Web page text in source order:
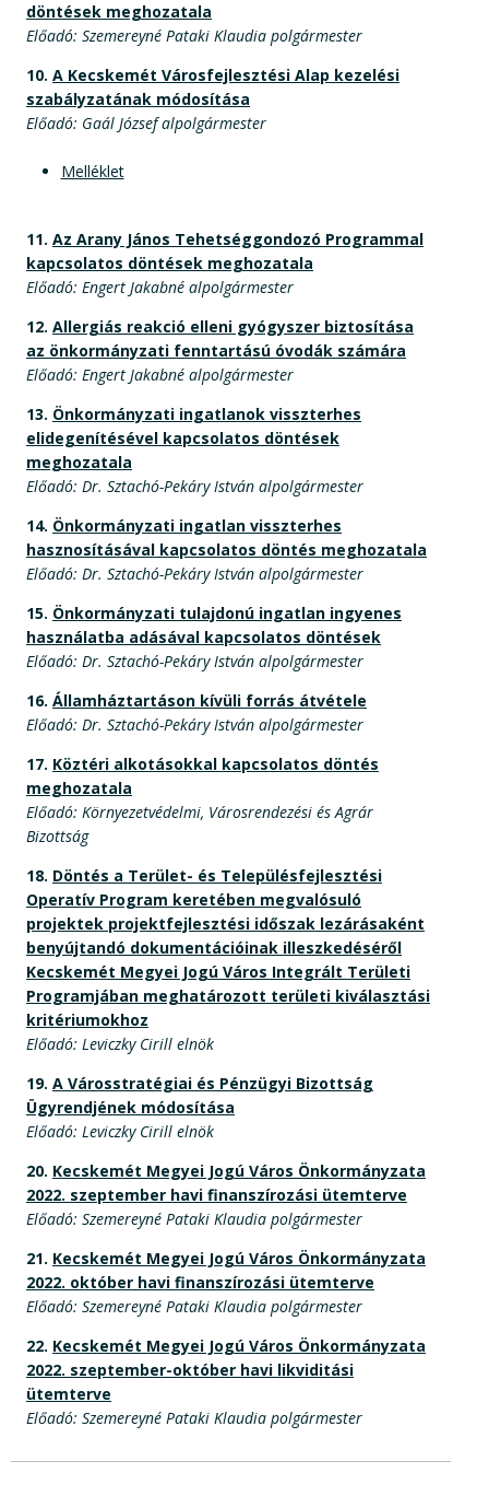
döntések meghozatala
Előadó: Szemereyné Pataki Klaudia polgármester
10. A Kecskemét Városfejlesztési Alap kezelési
szabályzatának módosítása
Előadó: Gaál József alpolgármester
Melléklet
11. Az Arany János Tehetséggondozó Programmal
kapcsolatos döntések meghozatala
Előadó: Engert Jakabné alpolgármester
12. Allergiás reakció elleni gyógyszer biztosítása
az önkormányzati fenntartású óvodák számára
Előadó: Engert Jakabné alpolgármester
13. Önkormányzati ingatlanok visszterhes
elidegenítésével kapcsolatos döntések
meghozatala
Előadó: Dr. Sztachó-Pekáry István alpolgármester
14. Önkormányzati ingatlan visszterhes
hasznosításával kapcsolatos döntés meghozatala
Előadó: Dr. Sztachó-Pekáry István alpolgármester
15. Önkormányzati tulajdonú ingatlan ingyenes
használatba adásával kapcsolatos döntések
Előadó: Dr. Sztachó-Pekáry István alpolgármester
16. Államháztartáson kívüli forrás átvétele
Előadó: Dr. Sztachó-Pekáry István alpolgármester
17. Köztéri alkotásokkal kapcsolatos döntés
meghozatala
Előadó: Környezetvédelmi, Városrendezési és Agrár
Bizottság
18. Döntés a Terület- és Településfejlesztési
Operatív Program keretében megvalósuló
projektek projektfejlesztési időszak lezárásaként
benyújtandó dokumentációinak illeszkedéséről
Kecskemét Megyei Jogú Város Integrált Területi
Programjában meghatározott területi kiválasztási
kritériumokhoz
Előadó: Leviczky Cirill elnök
19. A Városstratégiai és Pénzügyi Bizottság
Ügyrendjének módosítása
Előadó: Leviczky Cirill elnök
20. Kecskemét Megyei Jogú Város Önkormányzata
2022. szeptember havi finanszírozási ütemterve
Előadó: Szemereyné Pataki Klaudia polgármester
21. Kecskemét Megyei Jogú Város Önkormányzata
2022. október havi finanszírozási ütemterve
Előadó: Szemereyné Pataki Klaudia polgármester
22. Kecskemét Megyei Jogú Város Önkormányzata
2022. szeptember-október havi likviditási
ütemterve
Előadó: Szemereyné Pataki Klaudia polgármester